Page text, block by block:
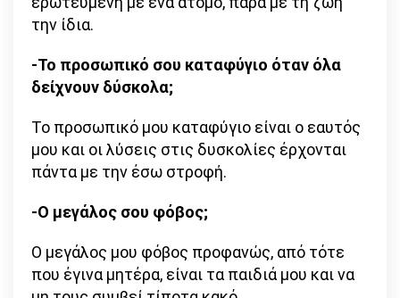
την ίδια.
-Το προσωπικό σου καταφύγιο όταν όλα
δείχνουν δύσκολα;
Το προσωπικό μου καταφύγιο είναι ο εαυτός
μου και οι λύσεις στις δυσκολίες έρχονται
πάντα με την έσω στροφή.
-Ο μεγάλος σου φόβος;
Ο μεγάλος μου φόβος προφανώς, από τότε
που έγινα μητέρα, είναι τα παιδιά μου και να